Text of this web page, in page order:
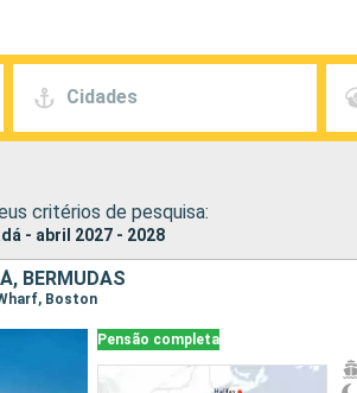
Cidades
critérios de pesquisa:
- abril 2027 - 2028
BERMUDAS
Boston
Pensão completa